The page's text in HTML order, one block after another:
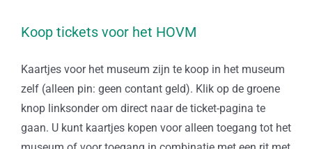
Koop tickets voor het HOVM
Kaartjes voor het museum zijn te koop in het museum
zelf (alleen pin: geen contant geld). Klik op de groene
knop linksonder om direct naar de ticket-pagina te
gaan. U kunt kaartjes kopen voor alleen toegang tot het